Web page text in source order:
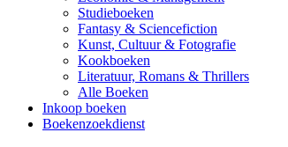
Studieboeken
Fantasy & Sciencefiction
Kunst, Cultuur & Fotografie
Kookboeken
Literatuur, Romans & Thrillers
Alle Boeken
Inkoop boeken
Boekenzoekdienst